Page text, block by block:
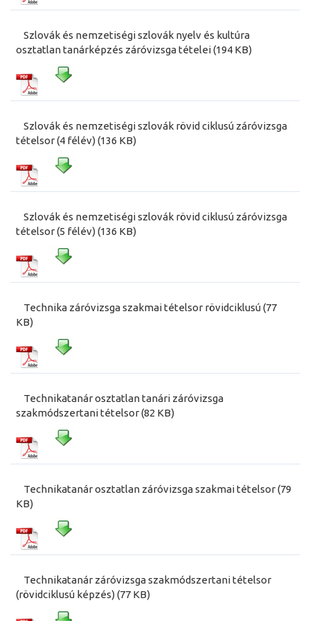
Szlovák és nemzetiségi szlovák nyelv és kultúra
osztatlan tanárképzés záróvizsga tételei (194 KB)
Szlovák és nemzetiségi szlovák rövid ciklusú záróvizsga
tételsor (4 félév) (136 KB)
Szlovák és nemzetiségi szlovák rövid ciklusú záróvizsga
tételsor (5 félév) (136 KB)
Technika záróvizsga szakmai tételsor rövidciklusú (77
KB)
Technikatanár osztatlan tanári záróvizsga
szakmódszertani tételsor (82 KB)
Technikatanár osztatlan záróvizsga szakmai tételsor (79
KB)
Technikatanár záróvizsga szakmódszertani tételsor
(rövidciklusú képzés) (77 KB)